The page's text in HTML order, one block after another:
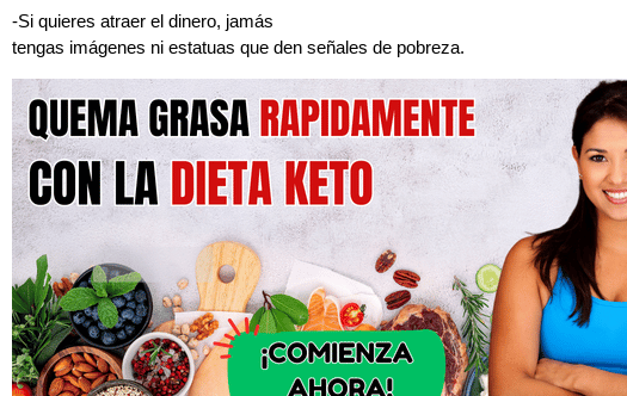
-Si quieres atraer el dinero, jamás
tengas imágenes ni estatuas que den señales de pobreza.